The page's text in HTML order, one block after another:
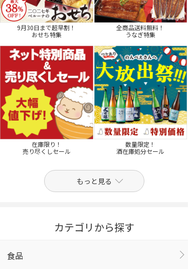
9月30日まで超早割！
おせち特集
全商品送料無料！
うなぎ特集
在庫限り！
売り尽くしセール
数量限定！
酒在庫処分セール
もっと見る
カテゴリから探す
食品